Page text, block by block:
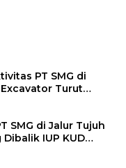
PT SMG di
Turut
SMG di Jalur Tujuh
IUP KUD